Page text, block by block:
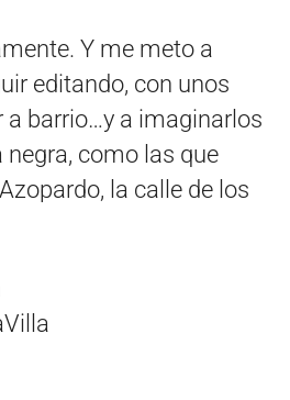
Y me meto a
editando, con unos
a barrio…y a imaginarlos
como las que
la calle de los